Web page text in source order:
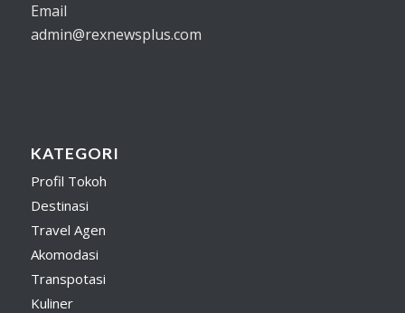
Email
admin@rexnewsplus.com
KATEGORI
Profil Tokoh
Destinasi
Travel Agen
Akomodasi
Transpotasi
Kuliner